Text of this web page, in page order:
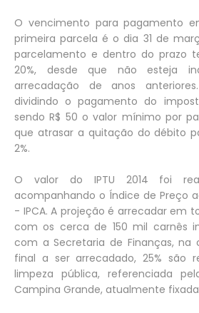
O vencimento para pagamento
primeira parcela é o dia 31 de
parcelamento e dentro do prazo
20%, desde que não esteja
arrecadação de anos
dividindo o pagamento do
sendo R$ 50 o valor mínimo por
que atrasar a quitação do débito
2%.
O valor do IPTU 2014 foi
acompanhando o Índice de Preço
- IPCA. A projeção é arrecadar em
com os cerca de 150 mil carnês
com a Secretaria de Finanças, na
final a ser arrecadado, 25% são
limpeza pública, referenciada
Campina Grande, atualmente fixada